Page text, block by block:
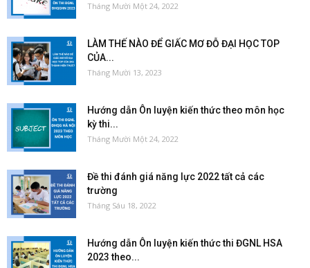
Tháng Mười Một 24, 2022
LÀM THẾ NÀO ĐỂ GIẤC MƠ ĐỖ ĐẠI HỌC TOP
CỦA...
Tháng Mười 13, 2023
Hướng dẫn Ôn luyện kiến thức theo môn học
kỳ thi...
Tháng Mười Một 24, 2022
Đề thi đánh giá năng lực 2022 tất cả các
trường
Tháng Sáu 18, 2022
Hướng dẫn Ôn luyện kiến thức thi ĐGNL HSA
2023 theo...